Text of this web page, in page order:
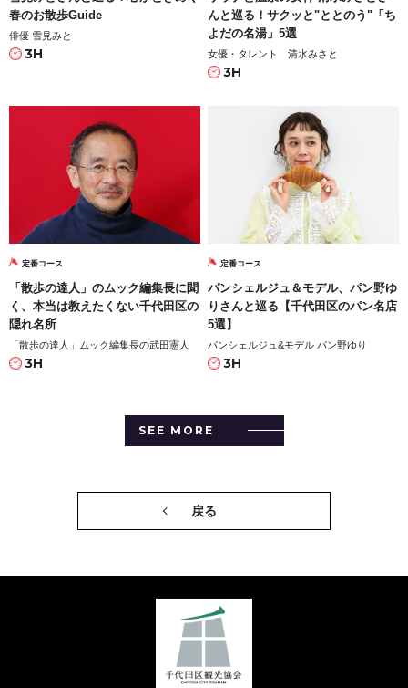
春のお散歩Guide
俳優 雪見みと
3H
んと巡る！サクッと"ととのう"「ち
よだの名湯」5選
女優・タレント 清水みさと
3H
定番コース
「散歩の達人」のムック編集長に聞
く、本当は教えたくない千代田区の
隠れ名所
「散歩の達人」ムック編集長の武田憲人
3H
定番コース
パンシェルジュ＆モデル、パン野ゆ
りさんと巡る【千代田区のパン名店
5選】
パンシェルジュ&モデル パン野ゆり
3H
SEE MORE
戻る